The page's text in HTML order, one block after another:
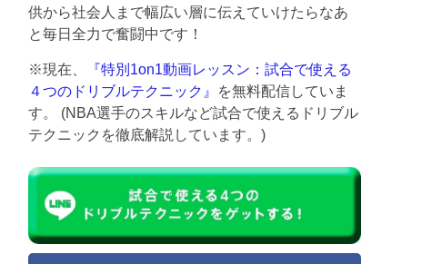
供から社会人まで幅広い層に伝えていけたらなあ
と毎日全力で奮闘中です！
※現在、
『特別1on1動画レッスン：試合で使える
４つのドリブルテクニック』
を無料配信していま
す。 (NBA選手のスキルなど試合で使えるドリブル
テクニックを徹底解説しています。)